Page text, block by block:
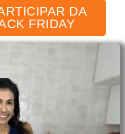
DA
FRIDAY